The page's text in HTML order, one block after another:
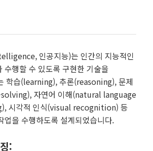
인공지능)는 인간의 지능적인
수행할 수 있도록 구현한 기술을
학습(learning), 추론(reasoning), 문제
자연어 이해(natural language
시각적 인식(visual recognition) 등
업을 수행하도록 설계되었습니다.
: